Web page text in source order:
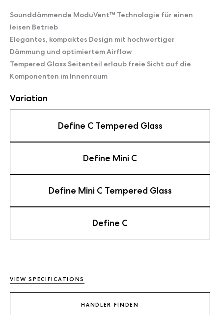
Sounddämmende ModuVent™ Technologie für einen
leisen Betrieb
Elegantes, kompaktes Design mit hochwertiger
Dämmung und optimiertem Airflow
Tempered Glass Seitenteil erlaub freie Sicht auf die
Komponenten im Innenraum
Variation
Define C Tempered Glass
Define Mini C
Define Mini C Tempered Glass
Define C
VIEW SPECIFICATIONS
HÄNDLER FINDEN